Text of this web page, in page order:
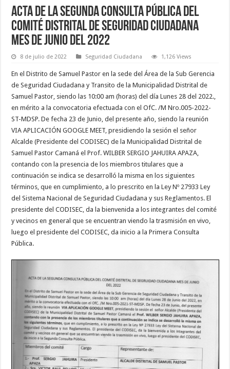
ACTA DE LA SEGUNDA CONSULTA PÚBLICA DEL
COMITÉ DISTRITAL DE SEGURIDAD CIUDADANA
MES DE JUNIO DEL 2022
8 de julio de 2022 Seguridad Ciudadana 1,126 Views
En el Distrito de Samuel Pastor en la sede del Área de la Sub Gerencia
de Seguridad Ciudadana y Transito de la Municipalidad Distrital de
Samuel Pastor, siendo las 10:00 am (horas) del día Lunes 28 del 2022.,
en mérito a la convocatoria efectuada con el OfC. /M Nro.005-2022-
ST-MDSP. De fecha 23 de Junio, del presente año, siendo la reunión
VIA APLICACIÓN GOOGLE MEET, presidiendo la sesión el señor
Alcalde (Presidente del CODISEC) de la Municipalidad Distrital de
Samuel Pastor Camaná el Prof. WILBER SERGIO JAHUIRA APAZA,
contando con la presencia de los miembros titulares que a
continuación se indica se desarrolló la misma en los siguientes
términos, que en cumplimiento, a lo prescrito en la Ley Nº 27933 Ley
del Sistema Nacional de Seguridad Ciudadana y sus Reglamentos. El
presidente del CODISEC, da la bienvenida a los integrantes del comité
y vecinos en general que se encuentran viendo la trasmisión en vivo,
luego el presidente del CODISEC, da inicio a la Primera Consulta
Pública.